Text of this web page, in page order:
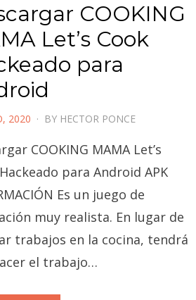
COOKING
Let’s Cook
para
2020 BY HECTOR PONCE
COOKING MAMA Let’s
para Android APK
Es un juego de
muy realista. En lugar de
trabajos en la cocina, tendrá
el trabajo…